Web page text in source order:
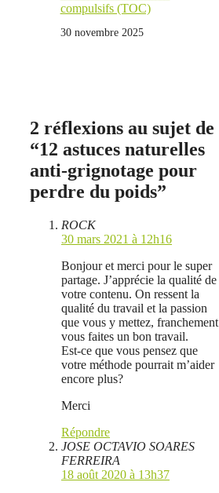
compulsifs (TOC)
30 novembre 2025
2 réflexions au sujet de
“12 astuces naturelles
anti-grignotage pour
perdre du poids”
ROCK
30 mars 2021 à 12h16
Bonjour et merci pour le super
partage. J’apprécie la qualité de
votre contenu. On ressent la
qualité du travail et la passion
que vous y mettez, franchement
vous faites un bon travail.
Est-ce que vous pensez que
votre méthode pourrait m’aider
encore plus?
Merci
Répondre
JOSE OCTAVIO SOARES
FERREIRA
18 août 2020 à 13h37